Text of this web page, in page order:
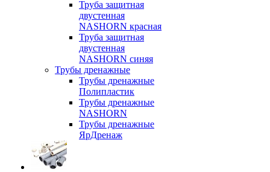
Труба защитная
двустенная
NASHORN красная
Труба защитная
двустенная
NASHORN синяя
Трубы дренажные
Трубы дренажные
Полипластик
Трубы дренажные
NASHORN
Трубы дренажные
ЯрДренаж